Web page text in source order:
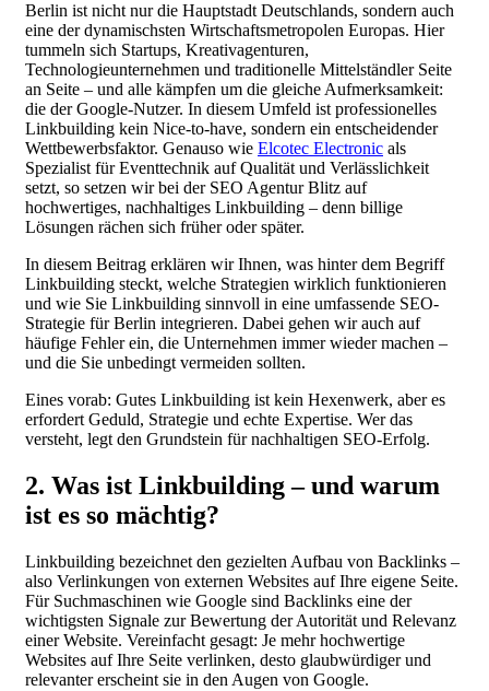
Berlin ist nicht nur die Hauptstadt Deutschlands, sondern auch
eine der dynamischsten Wirtschaftsmetropolen Europas. Hier
tummeln sich Startups, Kreativagenturen,
Technologieunternehmen und traditionelle Mittelständler Seite
an Seite – und alle kämpfen um die gleiche Aufmerksamkeit:
die der Google-Nutzer. In diesem Umfeld ist professionelles
Linkbuilding kein Nice-to-have, sondern ein entscheidender
Wettbewerbsfaktor. Genauso wie Elcotec Electronic als
Spezialist für Eventtechnik auf Qualität und Verlässlichkeit
setzt, so setzen wir bei der SEO Agentur Blitz auf
hochwertiges, nachhaltiges Linkbuilding – denn billige
Lösungen rächen sich früher oder später.
In diesem Beitrag erklären wir Ihnen, was hinter dem Begriff
Linkbuilding steckt, welche Strategien wirklich funktionieren
und wie Sie Linkbuilding sinnvoll in eine umfassende SEO-
Strategie für Berlin integrieren. Dabei gehen wir auch auf
häufige Fehler ein, die Unternehmen immer wieder machen –
und die Sie unbedingt vermeiden sollten.
Eines vorab: Gutes Linkbuilding ist kein Hexenwerk, aber es
erfordert Geduld, Strategie und echte Expertise. Wer das
versteht, legt den Grundstein für nachhaltigen SEO-Erfolg.
2. Was ist Linkbuilding – und warum
ist es so mächtig?
Linkbuilding bezeichnet den gezielten Aufbau von Backlinks –
also Verlinkungen von externen Websites auf Ihre eigene Seite.
Für Suchmaschinen wie Google sind Backlinks eine der
wichtigsten Signale zur Bewertung der Autorität und Relevanz
einer Website. Vereinfacht gesagt: Je mehr hochwertige
Websites auf Ihre Seite verlinken, desto glaubwürdiger und
relevanter erscheint sie in den Augen von Google.